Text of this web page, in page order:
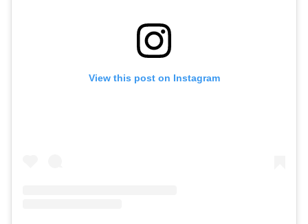
View this post on Instagram